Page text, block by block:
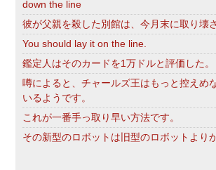
down the line
彼が父親を殺した別館は、今月末に取り壊
You should lay it on the line.
鑑定人はそのカードを1万ドルと評価した。
噂によると、チャールズ王はもっと控えめ
いるようです。
これが一番手っ取り早い方法です。
その新型のロボットは旧型のロボットより